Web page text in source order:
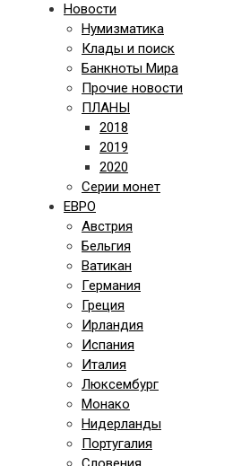
Новости
Нумизматика
Клады и поиск
Банкноты Мира
Прочие новости
ПЛАНЫ
2018
2019
2020
Серии монет
ЕВРО
Австрия
Бельгия
Ватикан
Германия
Греция
Ирландия
Испания
Италия
Люксембург
Монако
Нидерланды
Португалия